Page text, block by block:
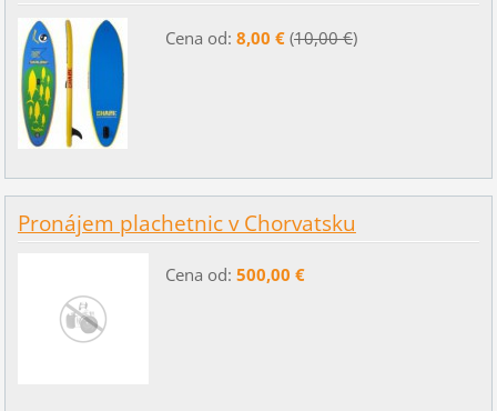
Cena od: 8,00 €(10,00 €)
Pronájem plachetnic v Chorvatsku
Cena od: 500,00 €